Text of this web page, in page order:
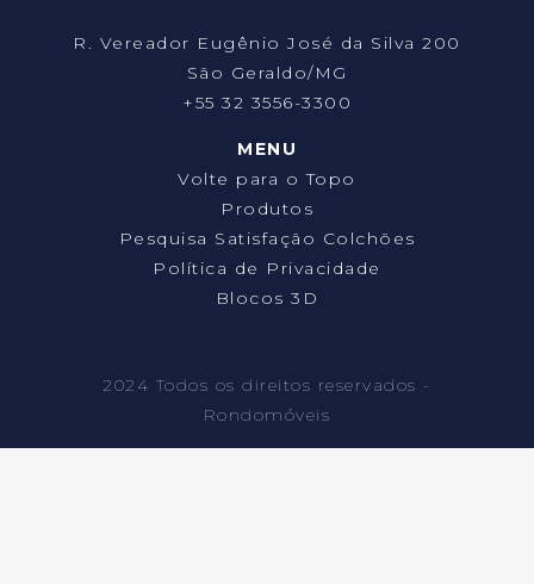
R. Vereador Eugênio José da Silva 200
São Geraldo/MG
+55 32 3556-3300
MENU
Volte para o Topo
Produtos
Pesquisa Satisfação Colchões
Política de Privacidade
Blocos 3D
2024 Todos os direitos reservados -
Rondomóveis